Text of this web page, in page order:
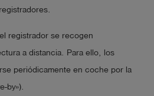
registrador se recogen
a distancia. Para ello, los
periódicamente en coche por la
by»).